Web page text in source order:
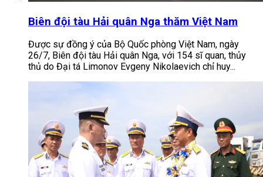
Biên đội tàu Hải quân Nga thăm Việt Nam
Được sự đồng ý của Bộ Quốc phòng Việt Nam, ngày
26/7, Biên đội tàu Hải quân Nga, với 154 sĩ quan, thủy
thủ do Đại tá Limonov Evgeny Nikolaevich chỉ huy...